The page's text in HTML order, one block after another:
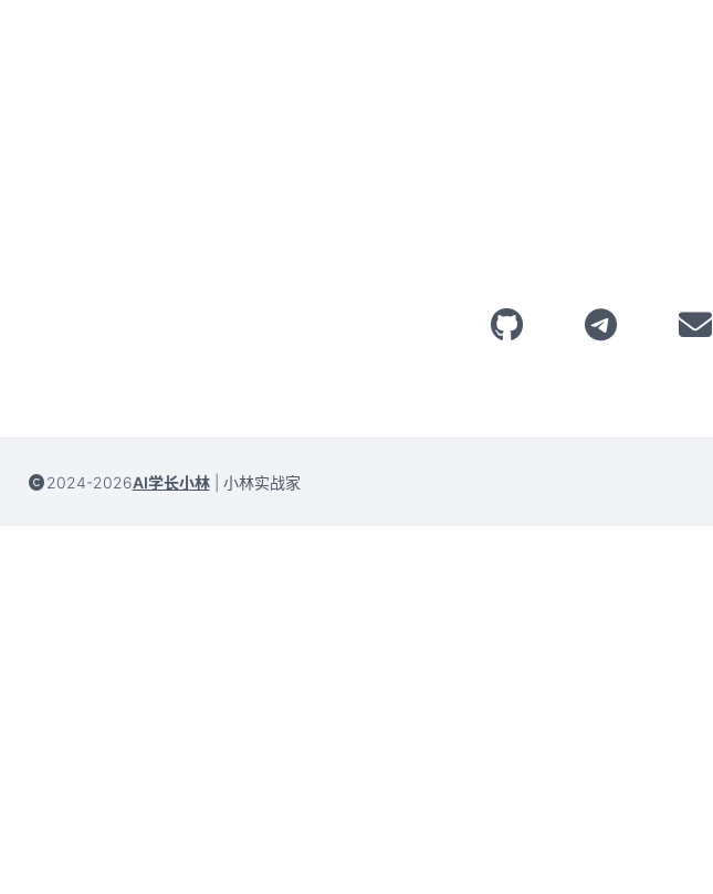
2024-2026AI学长小林 小林实战家